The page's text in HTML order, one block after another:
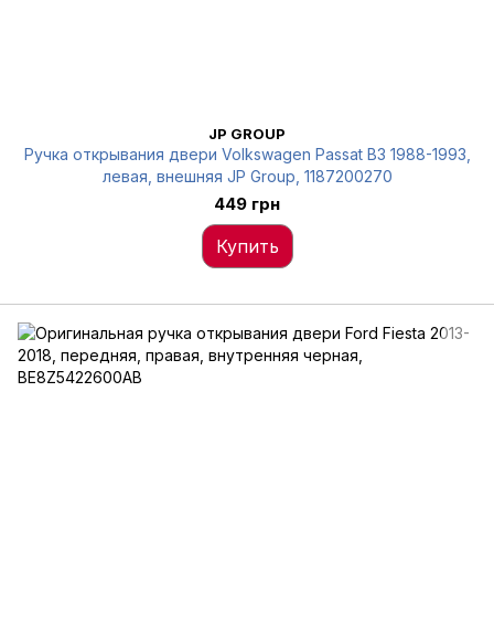
JP GROUP
Ручка открывания двери Volkswagen Passat B3 1988-1993,
левая, внешняя JP Group, 1187200270
449 грн
Купить